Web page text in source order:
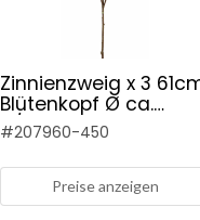
Zinnienzweig x 3
Blütenkopf Ø ca.
4/9,5cm Farbe:
altrosé
#207960-450
Preise anzeigen